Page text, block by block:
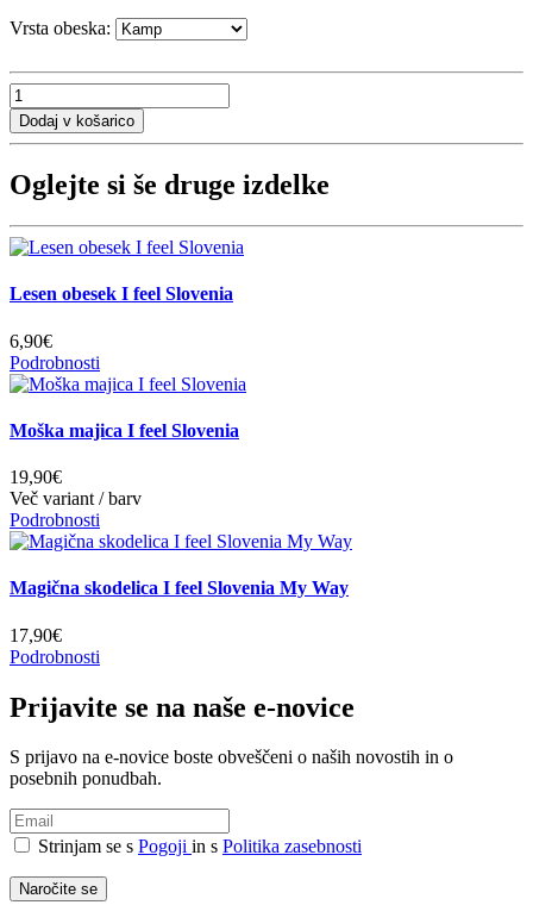
Vrsta obeska:
Oglejte si še druge izdelke
Lesen obesek I feel Slovenia
6,90€
Podrobnosti
Moška majica I feel Slovenia
19,90€
Več variant / barv
Podrobnosti
Magična skodelica I feel Slovenia My Way
17,90€
Podrobnosti
Prijavite se na naše e-novice
S prijavo na e-novice boste obveščeni o naših novostih in o
posebnih ponudbah.
Strinjam se s Pogoji in s Politika zasebnosti
Naročite se